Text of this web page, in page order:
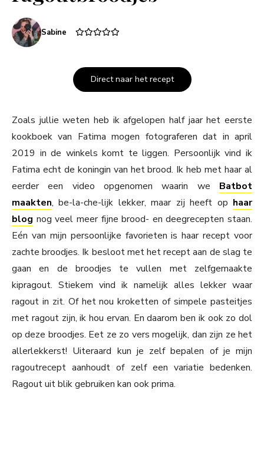
Sabine
Direct naar het recept
Zoals jullie weten heb ik afgelopen half jaar het eerste
kookboek van Fatima mogen fotograferen dat in april
2019 in de winkels komt te liggen. Persoonlijk vind ik
Fatima echt de koningin van het brood. Ik heb met haar al
eerder een video opgenomen waarin we Batbot
maakten, be-la-che-lijk lekker, maar zij heeft op haar
blog nog veel meer fijne brood- en deegrecepten staan.
Eén van mijn persoonlijke favorieten is haar recept voor
zachte broodjes. Ik besloot met het recept aan de slag te
gaan en de broodjes te vullen met zelfgemaakte
kipragout. Stiekem vind ik namelijk alles lekker waar
ragout in zit. Of het nou kroketten of simpele pasteitjes
met ragout zijn, ik hou ervan. En daarom ben ik ook zo dol
op deze broodjes. Eet ze zo vers mogelijk, dan zijn ze het
allerlekkerst! Uiteraard kun je zelf bepalen of je mijn
ragoutrecept aanhoudt of zelf een variatie bedenken.
Ragout uit blik gebruiken kan ook prima.